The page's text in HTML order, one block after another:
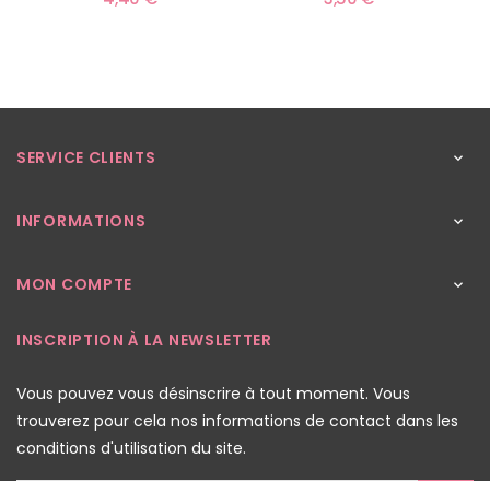
SERVICE CLIENTS 
INFORMATIONS 
MON COMPTE 
INSCRIPTION À LA NEWSLETTER
Vous pouvez vous désinscrire à tout moment. Vous
trouverez pour cela nos informations de contact dans les
conditions d'utilisation du site.